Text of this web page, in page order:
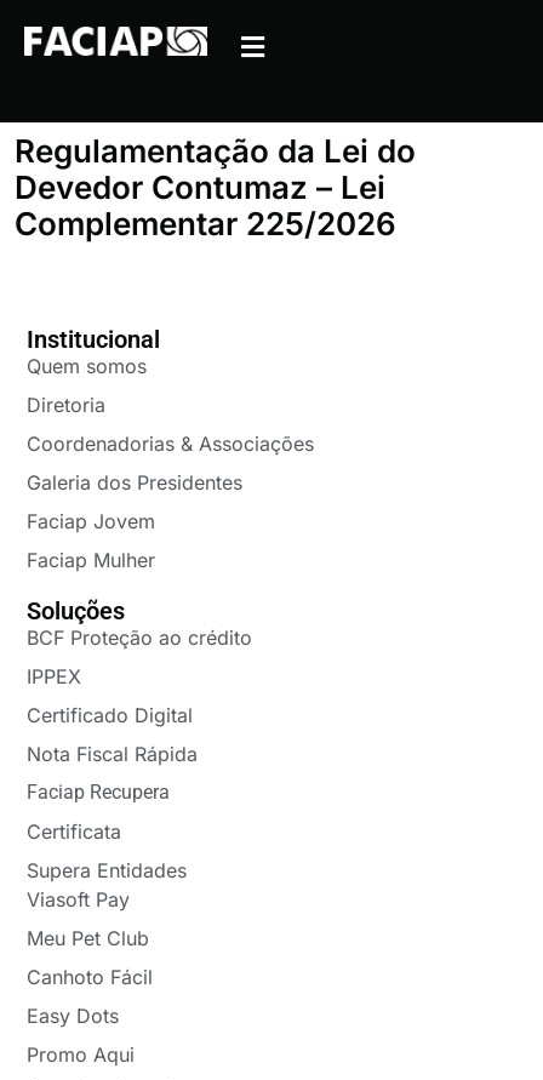
Regulamentação da Lei do
Devedor Contumaz – Lei
Complementar 225/2026
Institucional
Quem somos
Diretoria
Coordenadorias & Associações
Galeria dos Presidentes
Faciap Jovem
Faciap Mulher
Soluções
BCF Proteção ao crédito
IPPEX
Certificado Digital
Nota Fiscal Rápida
Faciap Recupera
Certificata
Supera Entidades
Viasoft Pay
Meu Pet Club
Canhoto Fácil
Easy Dots
Promo Aqui